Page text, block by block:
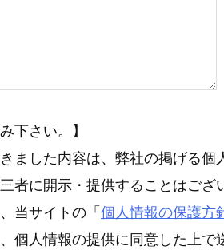
下さい。】
ました内容は、弊社の掲げる個
者に開示・提供することはござ
当サイトの「個人情報の保護方
個人情報の提供に同意した上で